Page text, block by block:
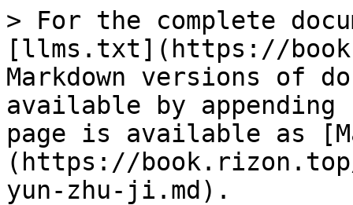
> For the complete
[llms.txt](https://
Markdown versions of
available by
page is available as
(https://
yun-zhu-ji.md).